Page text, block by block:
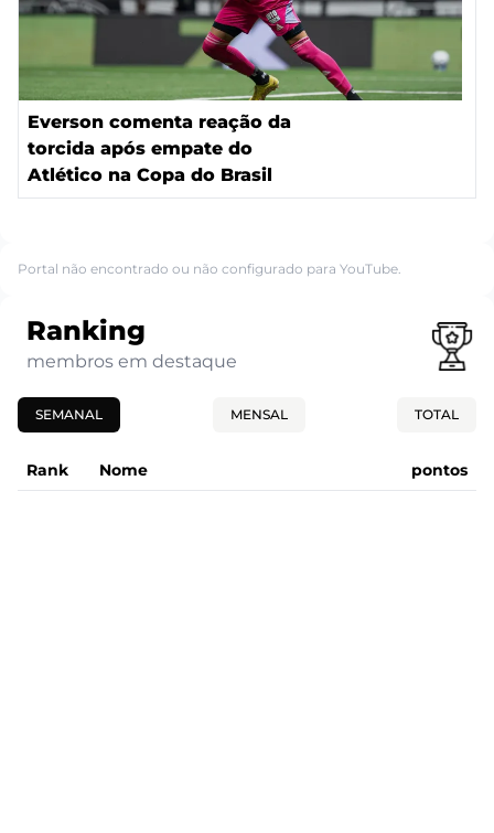
Everson comenta reação da
torcida após empate do
Atlético na Copa do Brasil
Portal não encontrado ou não configurado para YouTube.
Ranking
membros em destaque
SEMANAL MENSAL TOTAL
Rank Nome pontos